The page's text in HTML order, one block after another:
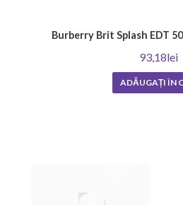
Burberry Brit Splash EDT
93,18lei
ADĂUGAȚI ÎN